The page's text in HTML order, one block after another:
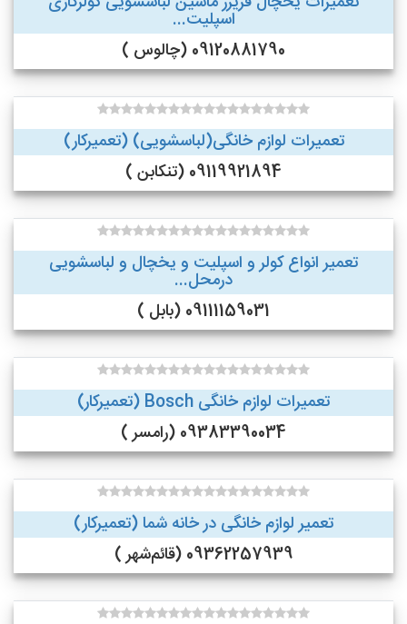
اسپلیت...
09120881790 (چالوس )
تعمیرات لوازم خانگی(لباسشویی) (تعمیرکار)
09119921894 (تنکابن )
تعمیر انواع کولر و اسپلیت و یخچال و لباسشویی
درمحل...
09111159031 (بابل )
تعمیرات لوازم خانگی Bosch (تعمیرکار)
09383390034 (رامسر )
تعمیر لوازم خانگی در خانه شما (تعمیرکار)
09362257939 (قائم‌شهر )